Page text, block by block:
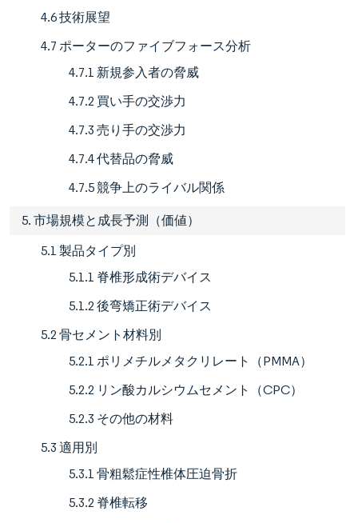
4.6 技術展望
4.7 ポーターのファイブフォース分析
4.7.1 新規参入者の脅威
4.7.2 買い手の交渉力
4.7.3 売り手の交渉力
4.7.4 代替品の脅威
4.7.5 競争上のライバル関係
5. 市場規模と成長予測（価値）
5.1 製品タイプ別
5.1.1 脊椎形成術デバイス
5.1.2 後弯矯正術デバイス
5.2 骨セメント材料別
5.2.1 ポリメチルメタクリレート（PMMA）
5.2.2 リン酸カルシウムセメント（CPC）
5.2.3 その他の材料
5.3 適用別
5.3.1 骨粗鬆症性椎体圧迫骨折
5.3.2 脊椎転移